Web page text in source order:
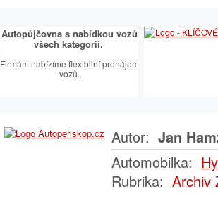
Autopůjčovna s nabídkou vozů
všech kategorií.
Firmám nabízíme flexibilní pronájem
vozů.
Autor: Jan
Automobilka:
Rubrika: Archiv